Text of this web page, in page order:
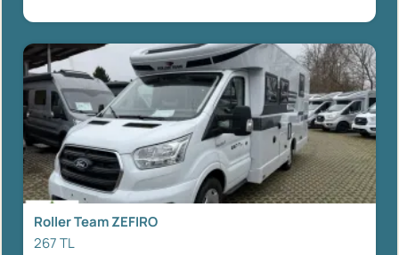
Roller Team ZEFIRO
267 TL